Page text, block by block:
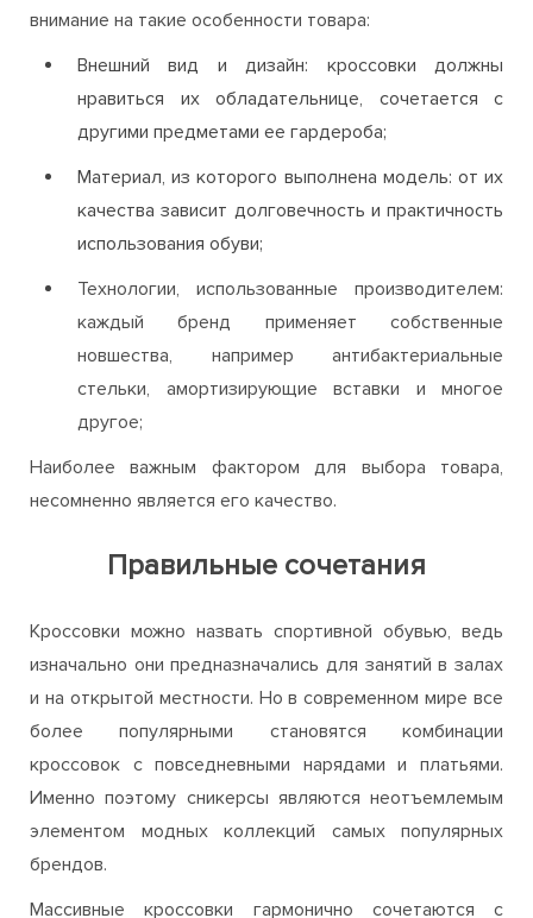
внимание на такие особенности товара:
Внешний вид и дизайн: кроссовки должны
нравиться их обладательнице, сочетается с
другими предметами ее гардероба;
Материал, из которого выполнена модель: от их
качества зависит долговечность и практичность
использования обуви;
Технологии, использованные производителем:
каждый бренд применяет собственные
новшества, например антибактериальные
стельки, амортизирующие вставки и многое
другое;
Наиболее важным фактором для выбора товара,
несомненно является его качество.
Правильные сочетания
Кроссовки можно назвать спортивной обувью, ведь
изначально они предназначались для занятий в залах
и на открытой местности. Но в современном мире все
более популярными становятся комбинации
кроссовок с повседневными нарядами и платьями.
Именно поэтому сникерсы являются неотъемлемым
элементом модных коллекций самых популярных
брендов.
Массивные кроссовки гармонично сочетаются с